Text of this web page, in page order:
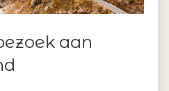
aan